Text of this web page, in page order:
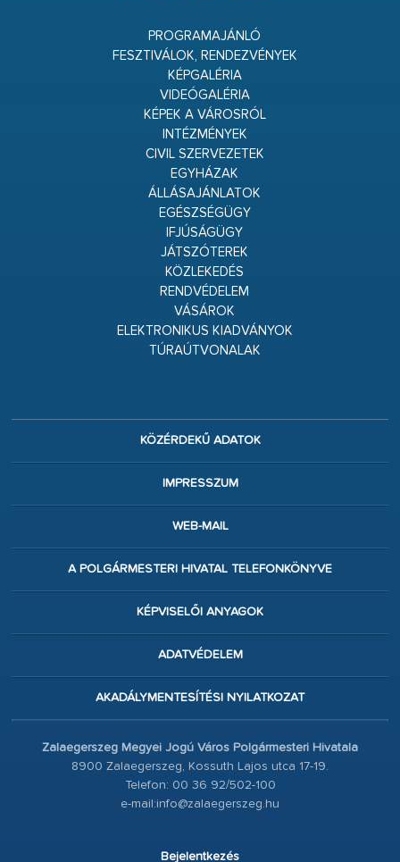
PROGRAMAJÁNLÓ
FESZTIVÁLOK, RENDEZVÉNYEK
KÉPGALÉRIA
VIDEÓGALÉRIA
KÉPEK A VÁROSRÓL
INTÉZMÉNYEK
CIVIL SZERVEZETEK
EGYHÁZAK
ÁLLÁSAJÁNLATOK
EGÉSZSÉGÜGY
IFJÚSÁGÜGY
JÁTSZÓTEREK
KÖZLEKEDÉS
RENDVÉDELEM
VÁSÁROK
ELEKTRONIKUS KIADVÁNYOK
TÚRAÚTVONALAK
KÖZÉRDEKŰ ADATOK
IMPRESSZUM
WEB-MAIL
A POLGÁRMESTERI HIVATAL TELEFONKÖNYVE
KÉPVISELŐI ANYAGOK
ADATVÉDELEM
AKADÁLYMENTESÍTÉSI NYILATKOZAT
Zalaegerszeg Megyei Jogú Város Polgármesteri Hivatala
8900 Zalaegerszeg, Kossuth Lajos utca 17-19.
Telefon: 00 36 92/502-100
e-mail:info@zalaegerszeg.hu
Bejelentkezés